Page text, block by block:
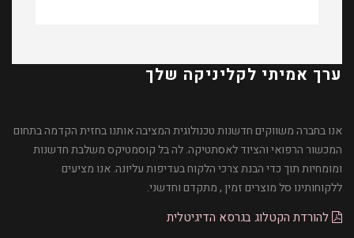
ערך אמיתי לקליניקה שלך
אנו בחברה משווקים חדשנות טכנולוגית המציבה אותנו בחזית הקדמה בתחום
המכשור הרפואי והציוד לאסתטיקה. לה בל קוסמטיקס משלבת חדשנות
ומומחיות תוך כדי הבנת צרכי הלקוח בעדיפות עליונה. אנו מציעים
ללקוחותינו סל מוצרים זמין , מתקדם וחדשני.
להורדת הקטלוג בגרסא הדיגיטלית